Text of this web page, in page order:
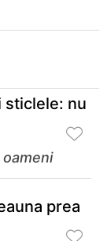
sticlele: nu
oameni
prea